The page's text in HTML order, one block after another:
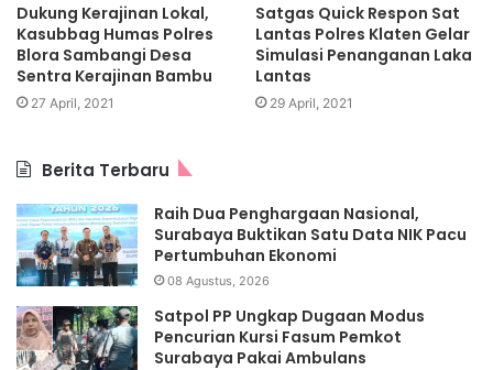
Dukung Kerajinan Lokal,
Kasubbag Humas Polres
Blora Sambangi Desa
Sentra Kerajinan Bambu
27 April, 2021
Satgas Quick Respon Sat
Lantas Polres Klaten Gelar
Simulasi Penanganan Laka
Lantas
29 April, 2021
Berita Terbaru
Raih Dua Penghargaan Nasional,
Surabaya Buktikan Satu Data NIK Pacu
Pertumbuhan Ekonomi
08 Agustus, 2026
Satpol PP Ungkap Dugaan Modus
Pencurian Kursi Fasum Pemkot
Surabaya Pakai Ambulans